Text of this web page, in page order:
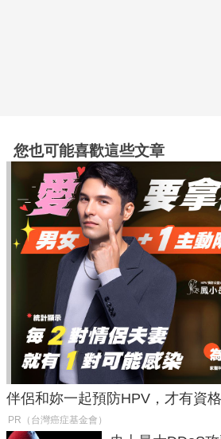
您也可能喜歡這些文章
伴侶和妳一起預防HPV，才有資格
PR（台灣癌症基金會）